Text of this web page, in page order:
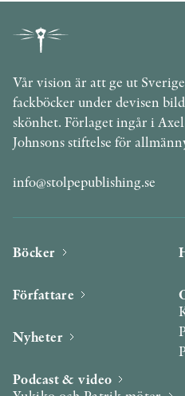
Vår vision är att ge ut
fackböcker under devisen
skönhet. Förlaget ingår i
Johnsons stiftelse för
info@stolpepublishing.se
Böcker
Författare
Nyheter
Podcast & video